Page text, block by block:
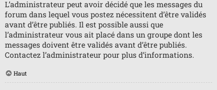
L’administrateur peut avoir décidé que les messages du
forum dans lequel vous postez nécessitent d’être validés
avant d’être publiés. Il est possible aussi que
l’administrateur vous ait placé dans un groupe dont les
messages doivent être validés avant d’être publiés.
Contactez l’administrateur pour plus d’informations.
Haut